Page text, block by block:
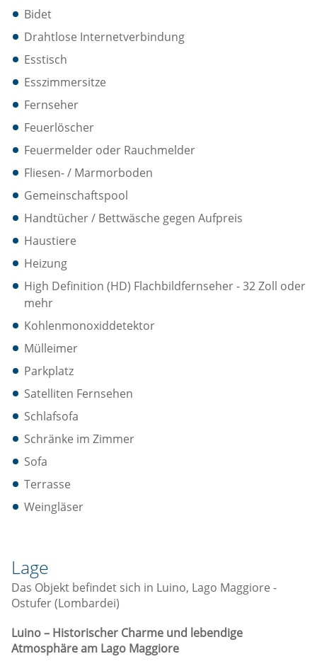
Bidet
Drahtlose Internetverbindung
Esstisch
Esszimmersitze
Fernseher
Feuerlöscher
Feuermelder oder Rauchmelder
Fliesen- / Marmorboden
Gemeinschaftspool
Handtücher / Bettwäsche gegen Aufpreis
Haustiere
Heizung
High Definition (HD) Flachbildfernseher - 32 Zoll oder
mehr
Kohlenmonoxiddetektor
Mülleimer
Parkplatz
Satelliten Fernsehen
Schlafsofa
Schränke im Zimmer
Sofa
Terrasse
Weingläser
Lage
Das Objekt befindet sich in Luino, Lago Maggiore -
Ostufer (Lombardei)
Luino – Historischer Charme und lebendige
Atmosphäre am Lago Maggiore